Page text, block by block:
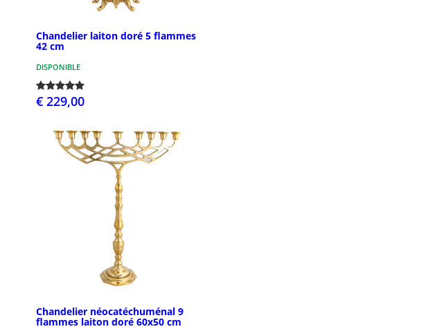
Chandelier laiton doré 5 flammes
42 cm
DISPONIBLE
€ 229,00
Chandelier néocatéchuménal 9
flammes laiton doré 60x50 cm